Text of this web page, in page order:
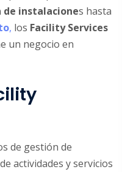
de instalaciones hasta
, los Facility Services
un negocio en
de gestión de
actividades y servicios